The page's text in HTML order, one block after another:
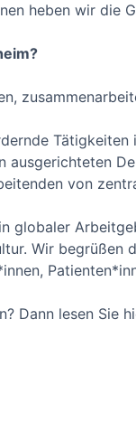
heben wir die
ausgerichteten
von
globaler
Wir begrüßen
Dann lesen Sie